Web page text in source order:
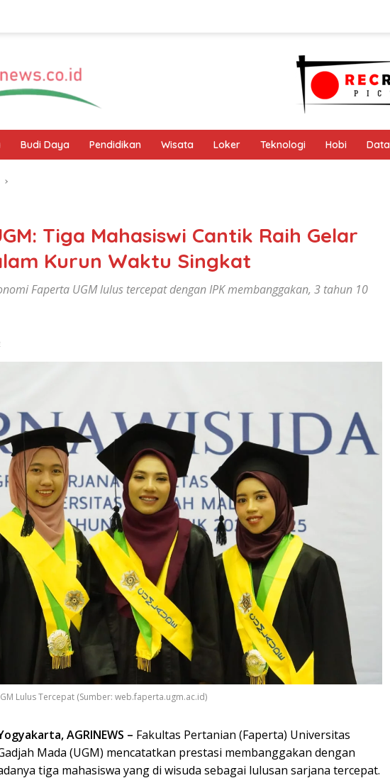
Budi Daya Pendidikan Wisata Loker Teknologi Hobi Data
Tiga Mahasiswi Cantik Raih Gelar
Kurun Waktu Singkat
Faperta UGM lulus tercepat dengan IPK membanggakan, 3 tahun 10
Lulus Tercepat (Sumber: web.faperta.ugm.ac.id)
AGRINEWS – Fakultas Pertanian (Faperta) Universitas
Mada (UGM) mencatatkan prestasi membanggakan dengan
tiga mahasiswa yang di wisuda sebagai lulusan sarjana tercepat.